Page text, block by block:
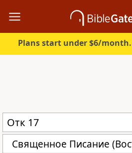
Plans start under $6/month.